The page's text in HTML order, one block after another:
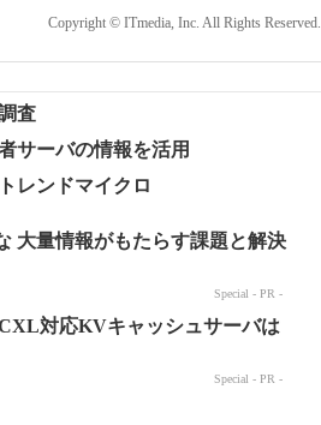
Copyright © ITmedia, Inc. All Rights Reserved.
査
サーバの情報を活用
レンドマイクロ